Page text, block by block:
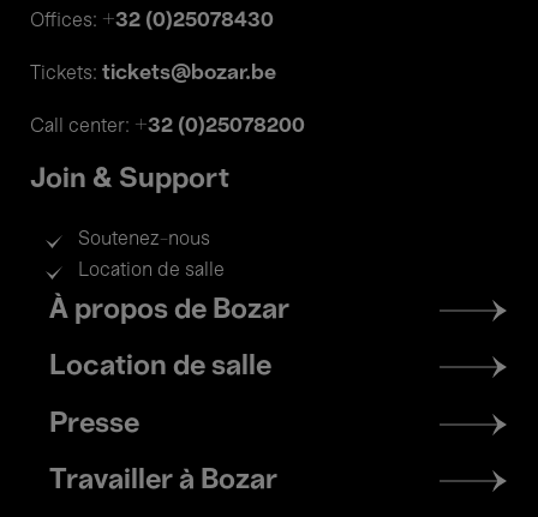
Offices: +32 (0)25078430
Tickets: tickets@bozar.be
Call center: +32 (0)25078200
Join & Support
Soutenez-nous
Location de salle
Footer
menu
À propos de Bozar
Location de salle
Presse
Travailler à Bozar